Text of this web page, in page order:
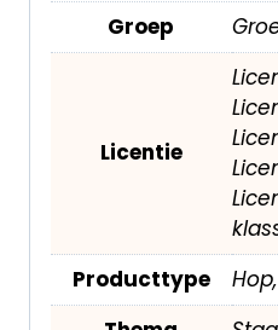
Groep
Licentie
Producttype